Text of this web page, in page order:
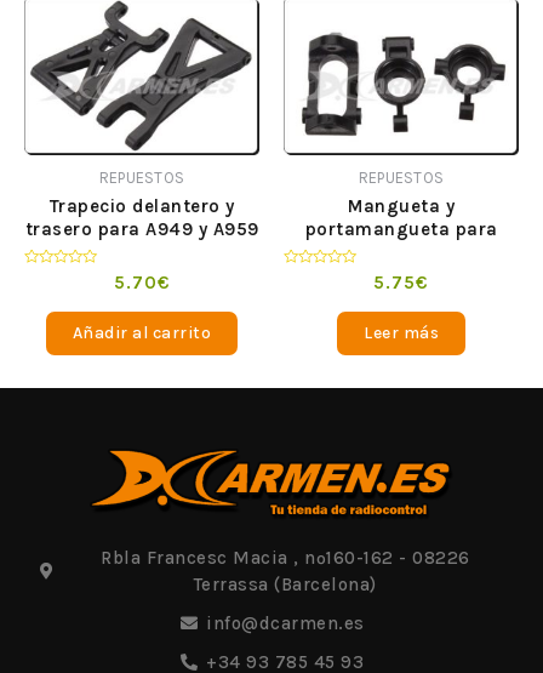
REPUESTOS
Trapecio delantero y
trasero para A949 y A959
5.70€
Añadir al carrito
REPUESTOS
Mangueta y
portamangueta para
A959 y A949
5.75€
Leer más
Rbla Francesc Macia , nº160-162 - 08226
Terrassa (Barcelona)
info@dcarmen.es
+34 93 785 45 93